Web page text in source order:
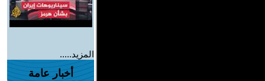
المزيد.....
أخبار عامة